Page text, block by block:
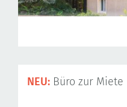
NEU: Büro zur